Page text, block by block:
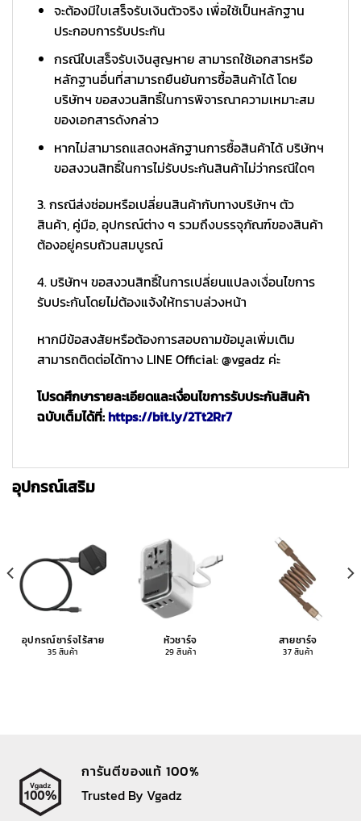
จะต้องมีใบเสร็จรับเงินตัวจริง เพื่อใช้เป็นหลักฐาน
ประกอบการรับประกัน
กรณีใบเสร็จรับเงินสูญหาย สามารถใช้เอกสารหรือ
หลักฐานอื่นที่สามารถยืนยันการซื้อสินค้าได้ โดย
บริษัทฯ ขอสงวนสิทธิ์ในการพิจารณาความเหมาะสม
ของเอกสารดังกล่าว
หากไม่สามารถแสดงหลักฐานการซื้อสินค้าได้ บริษัทฯ
ขอสงวนสิทธิ์ในการไม่รับประกันสินค้าไม่ว่ากรณีใดๆ
3. กรณีส่งซ่อมหรือเปลี่ยนสินค้ากับทางบริษัทฯ ตัว
สินค้า, คู่มือ, อุปกรณ์ต่าง ๆ รวมถึงบรรจุภัณฑ์ของสินค้า
ต้องอยู่ครบถ้วนสมบูรณ์
4. บริษัทฯ ขอสงวนสิทธิ์ในการเปลี่ยนแปลงเงื่อนไขการ
รับประกันโดยไม่ต้องแจ้งให้ทราบล่วงหน้า
หากมีข้อสงสัยหรือต้องการสอบถามข้อมูลเพิ่มเติม
สามารถติดต่อได้ทาง LINE Official: @vgadz ค่ะ
โปรดศึกษารายละเอียดและเงื่อนไขการรับประกันสินค้า
ฉบับเต็มได้ที่:https://bit.ly/2Tt2Rr7
อุปกรณ์เสริม
อุปกรณ์ชาร์จไร้สาย
35 สินค้า
หัวชาร์จ
29 สินค้า
สายชาร์จ
37 สินค้า
การันตีของแท้ 100%
Trusted By Vgadz